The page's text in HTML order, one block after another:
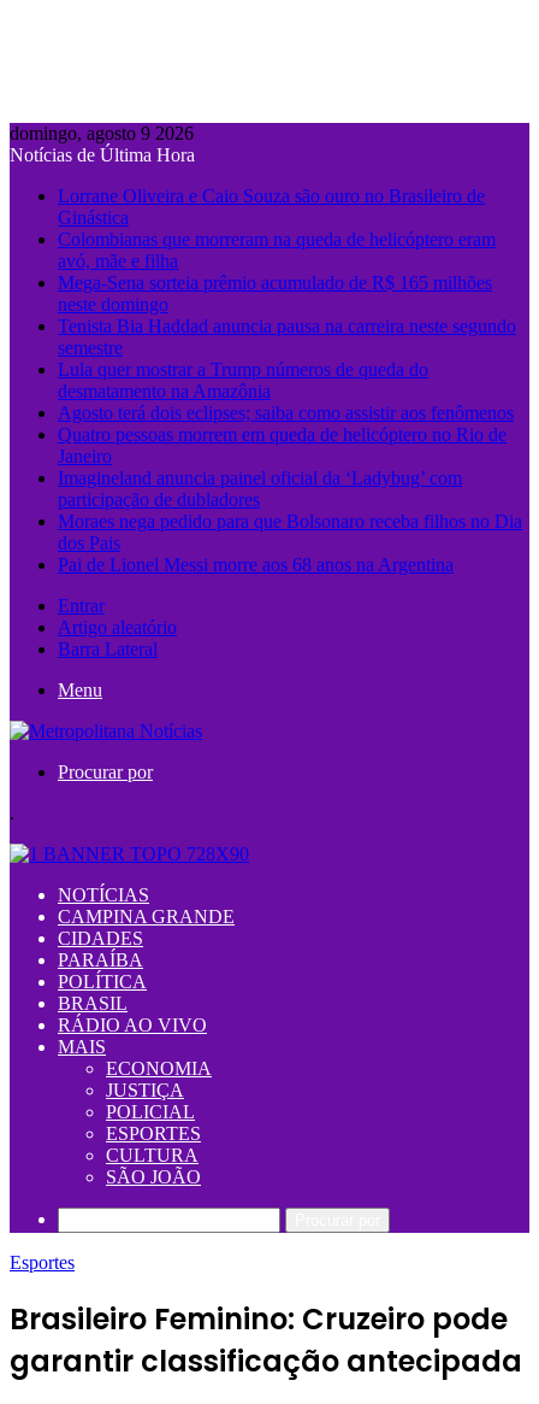
domingo, agosto 9 2026
Notícias de Última Hora
Lorrane Oliveira e Caio Souza são ouro no Brasileiro de
Ginástica
Colombianas que morreram na queda de helicóptero eram
avó, mãe e filha
Mega-Sena sorteia prêmio acumulado de R$ 165 milhões
neste domingo
Tenista Bia Haddad anuncia pausa na carreira neste segundo
semestre
Lula quer mostrar a Trump números de queda do
desmatamento na Amazônia
Agosto terá dois eclipses; saiba como assistir aos fenômenos
Quatro pessoas morrem em queda de helicóptero no Rio de
Janeiro
Imagineland anuncia painel oficial da ‘Ladybug’ com
participação de dubladores
Moraes nega pedido para que Bolsonaro receba filhos no Dia
dos Pais
Pai de Lionel Messi morre aos 68 anos na Argentina
Entrar
Artigo aleatório
Barra Lateral
Menu
Procurar por
.
NOTÍCIAS
CAMPINA GRANDE
CIDADES
PARAÍBA
POLÍTICA
BRASIL
RÁDIO AO VIVO
MAIS
ECONOMIA
JUSTIÇA
POLICIAL
ESPORTES
CULTURA
SÃO JOÃO
Esportes
Brasileiro Feminino: Cruzeiro pode
garantir classificação antecipada